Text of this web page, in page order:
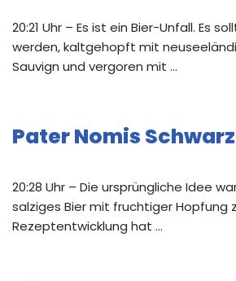
20:21 Uhr – Es ist ein Bier-Unfall. Es
werden, kaltgehopft mit
Sauvign und vergoren mit …
Pater Nomis
20:28 Uhr – Die ursprüngliche Idee
salziges Bier mit fruchtiger Hopfung
Rezeptentwicklung hat …